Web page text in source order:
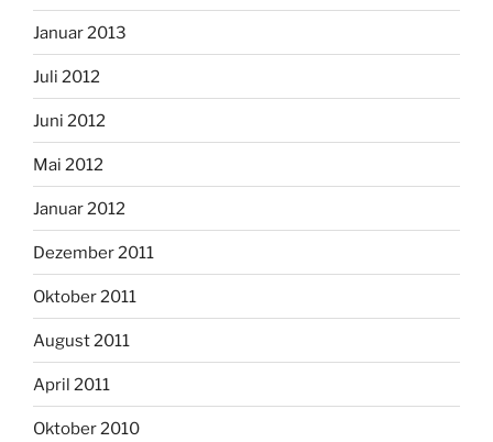
Januar 2013
Juli 2012
Juni 2012
Mai 2012
Januar 2012
Dezember 2011
Oktober 2011
August 2011
April 2011
Oktober 2010